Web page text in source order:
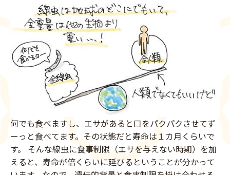
何でも食べますし、エサがあると口をパクパクさせてず
ーっと食べてます。その状態だと寿命は１カ月くらいで
す。 そんな線虫に食事制限（エサを与えない時期）を加
えると、寿命が倍くらいに延びるということが分かって